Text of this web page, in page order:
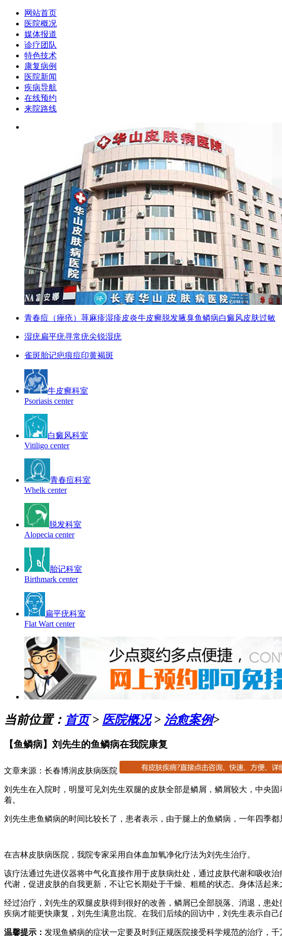
网站首页
医院概况
媒体报道
诊疗团队
特色技术
康复病例
医院新闻
疾病导航
在线预约
来院路线
青春痘（痤疮） 荨麻疹湿疹皮炎牛皮癣脱发腋臭鱼鳞病白癜风皮肤过敏
湿疣扁平疣寻常疣尖锐湿疣
雀斑胎记疤痕痘印黄褐斑
牛皮癣科室
Psoriasis center
白癜风科室
Vitiligo center
青春痘科室
Whelk center
脱发科室
Alopecia center
胎记科室
Birthmark center
扁平疣科室
Flat Wart center
当前位置： 首页> 医院概况> 治愈案例>
【鱼鳞病】刘先生的鱼鳞病在我院康复
文章来源：长春博润皮肤病医院
刘先生在入院时，明显可见刘先生双腿的皮肤全部是鳞屑，鳞屑较大，中央
着。
刘先生患鱼鳞病的时间比较长了，患者表示，由于腿上的鱼鳞病，一年四季都
在吉林皮肤病医院，我院专家采用自体血加氧净化疗法为刘先生治疗。
该疗法通过先进仪器将中气化直接作用于皮肤病灶处，通过皮肤代谢和吸收
代谢，促进皮肤的自我更新，不让它长期处于干燥、粗糙的状态。身体活起
经过治疗，刘先生的双腿皮肤得到很好的改善，鳞屑已全部脱落、消退，患
疾病才能更快康复，刘先生满意出院。在我们后续的回访中，刘先生表示自己
温馨提示： 发现鱼鳞病的症状一定要及时到正规医院接受科学规范的治疗，